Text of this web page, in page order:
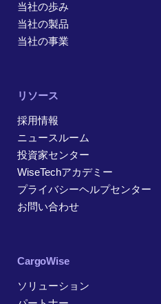
当社の歩み
当社の製品
当社の事業
リソース
採用情報
ニュースルーム
投資家センター
WiseTechアカデミー
プライバシーヘルプセンター
お問い合わせ
CargoWise
ソリューション